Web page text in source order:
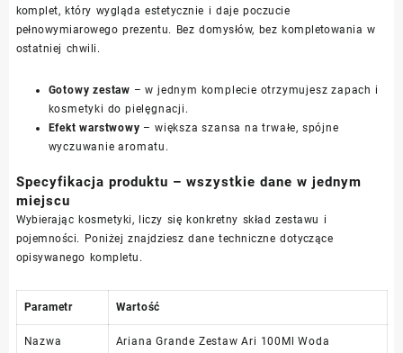
komplet, który wygląda estetycznie i daje poczucie
pełnowymiarowego prezentu. Bez domysłów, bez kompletowania w
ostatniej chwili.
Gotowy zestaw – w jednym komplecie otrzymujesz zapach i
kosmetyki do pielęgnacji.
Efekt warstwowy – większa szansa na trwałe, spójne
wyczuwanie aromatu.
Specyfikacja produktu – wszystkie dane w jednym
miejscu
Wybierając kosmetyki, liczy się konkretny skład zestawu i
pojemności. Poniżej znajdziesz dane techniczne dotyczące
opisywanego kompletu.
Parametr Wartość
Nazwa
Ariana Grande Zestaw Ari 100Ml Woda